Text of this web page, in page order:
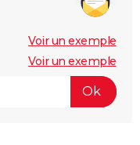
Voir un exemple
Voir un exemple